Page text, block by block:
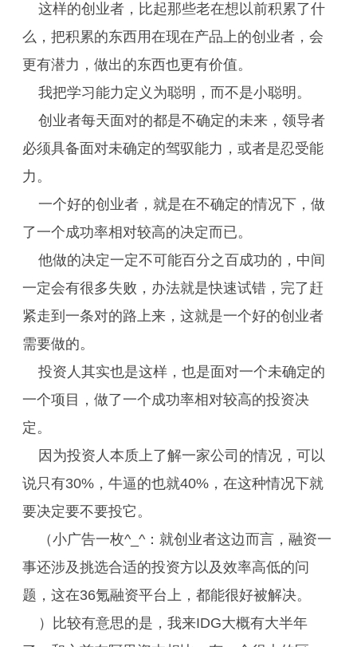
这样的创业者，比起那些老在想以前积累了什
么，把积累的东西用在现在产品上的创业者，会
更有潜力，做出的东西也更有价值。
我把学习能力定义为聪明，而不是小聪明。
创业者每天面对的都是不确定的未来，领导者
必须具备面对未确定的驾驭能力，或者是忍受能
力。
一个好的创业者，就是在不确定的情况下，做
了一个成功率相对较高的决定而已。
他做的决定一定不可能百分之百成功的，中间
一定会有很多失败，办法就是快速试错，完了赶
紧走到一条对的路上来，这就是一个好的创业者
需要做的。
投资人其实也是这样，也是面对一个未确定的
一个项目，做了一个成功率相对较高的投资决
定。
因为投资人本质上了解一家公司的情况，可以
说只有30%，牛逼的也就40%，在这种情况下就
要决定要不要投它。
（小广告一枚^_^：就创业者这边而言，融资一
事还涉及挑选合适的投资方以及效率高低的问
题，这在36氪融资平台上，都能很好被解决。
）比较有意思的是，我来IDG大概有大半年